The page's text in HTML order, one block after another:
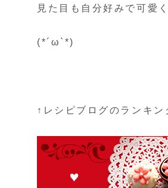
見た目も自分好みで可愛
(*´ω`*)
↑レシピブログのランキ